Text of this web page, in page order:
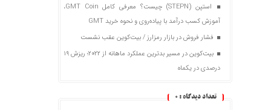
استپن (STEPN) چیست؟ معرفی کامل GMT Coin،
آموزش کسب درآمد با پیاده‌روی و نحوه خرید GMT
فشار فروش در بازار رمزارز / بیت‌کوین عقب نشست
بیت‌کوین در مسیر بدترین عملکرد ماهانه از ۲۰۲۲؛ ریزش ۱۹
درصدی در یکماه
تعداد دیدگاه : 0